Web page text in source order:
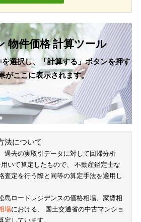
物件価格 計算ツール
を選択し、「計算する」ボタンを押す
がここに表示されます。
法について
過去の実取引データに対して回帰分析
いて算定したもので、 不動産鑑定士な
査定を行う際と同等の算定手法を適用し
島ロードレジデンスの価格相場、家賃相
場における、 国土交通省の中古マンショ
しています。